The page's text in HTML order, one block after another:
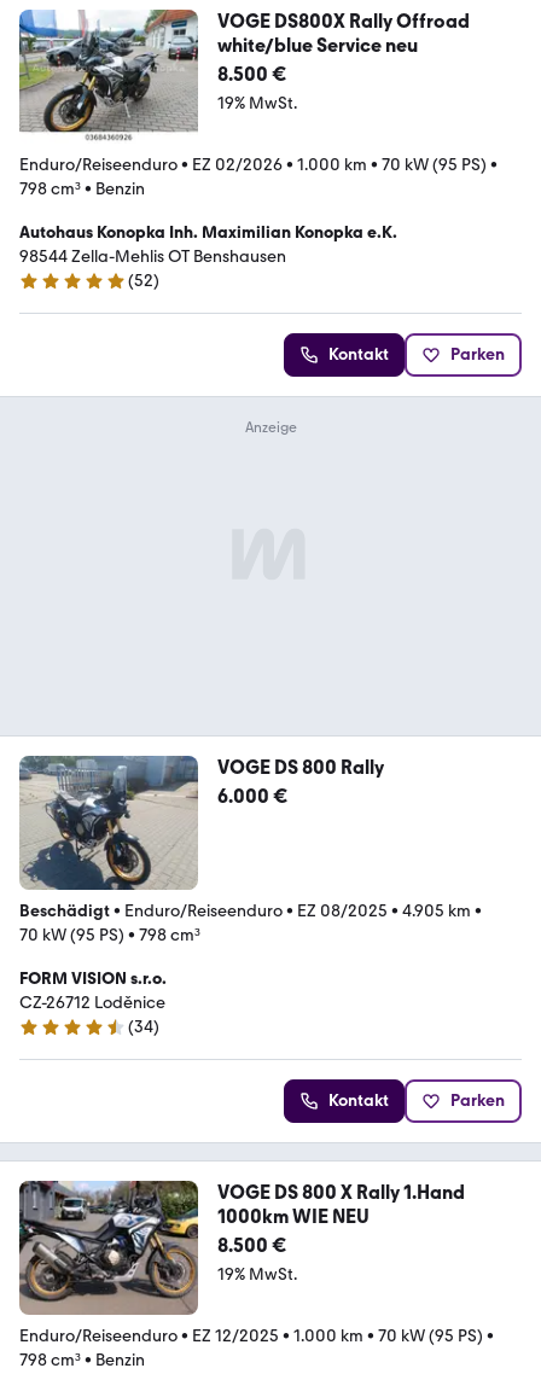
VOGE DS800X Rally Offroad
white/blue Service neu
8.500 €
19% MwSt.
Enduro/Reiseenduro• EZ 02/2026• 1.000 km • 70 kW (95 PS) •
798 cm³• Benzin
Autohaus Konopka Inh. Maximilian Konopka e.K.
98544 Zella-Mehlis OT Benshausen
5 Sterne
(52)
Kontakt Parken
VOGE DS 800 Rally
6.000 €
Beschädigt• Enduro/Reiseenduro• EZ 08/2025 • 4.905 km •
70 kW (95 PS) • 798 cm³
FORM VISION s.r.o.
CZ-26712 Loděnice
4.4 Sterne
(34)
Kontakt Parken
VOGE DS 800 X Rally 1.Hand
1000km WIE NEU
8.500 €
19% MwSt.
Enduro/Reiseenduro• EZ 12/2025 • 1.000 km • 70 kW (95 PS) •
798 cm³• Benzin